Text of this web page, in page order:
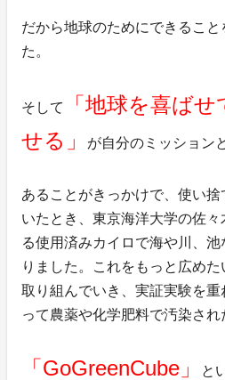
だから地球のためにできるこ
た。
そして
「地球を喜ば
せる」
が自分のミッション
あることがきっかけで、使い
いたとき、東京海洋大学の佐
る使用済みカイロで海や川、
りました。これをもっと広め
取り組んでいき、実証実験を
って農薬や化学肥料で汚染さ
「GoGreenCube」
と